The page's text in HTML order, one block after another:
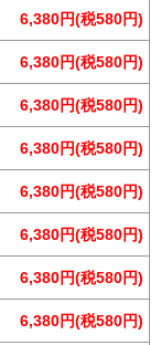
6,380円(税580円)
6,380円(税580円)
6,380円(税580円)
6,380円(税580円)
6,380円(税580円)
6,380円(税580円)
6,380円(税580円)
6,380円(税580円)